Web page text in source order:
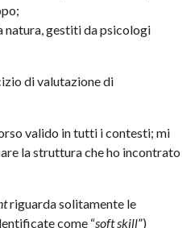
gestiti da psicologi
di valutazione di
valido in tutti i contesti; mi
la struttura che ho incontrato
riguarda solitamente le
come “soft skill”)